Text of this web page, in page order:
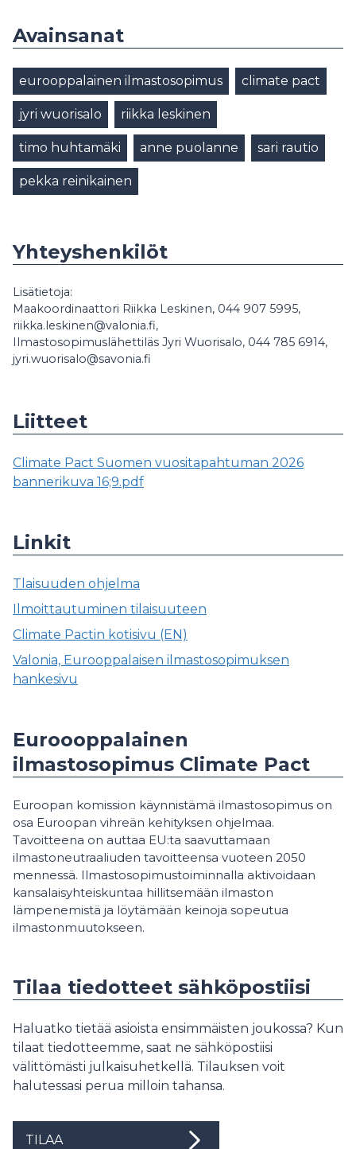
Avainsanat
eurooppalainen ilmastosopimus climate pact
jyri wuorisalo riikka leskinen
timo huhtamäki anne puolanne sari rautio
pekka reinikainen
Yhteyshenkilöt
Lisätietoja:
Maakoordinaattori Riikka Leskinen, 044 907 5995,
riikka.leskinen@valonia.fi,
Ilmastosopimuslähettiläs Jyri Wuorisalo, 044 785 6914,
jyri.wuorisalo@savonia.fi
Liitteet
Climate Pact Suomen vuositapahtuman 2026
bannerikuva 16;9.pdf
Linkit
Tlaisuuden ohjelma
Ilmoittautuminen tilaisuuteen
Climate Pactin kotisivu (EN)
Valonia, Eurooppalaisen ilmastosopimuksen
hankesivu
Euroooppalainen
ilmastosopimus Climate Pact
Euroopan komission käynnistämä ilmastosopimus on
osa Euroopan vihreän kehityksen ohjelmaa.
Tavoitteena on auttaa EU:ta saavuttamaan
ilmastoneutraaliuden tavoitteensa vuoteen 2050
mennessä. Ilmastosopimustoiminnalla aktivoidaan
kansalaisyhteiskuntaa hillitsemään ilmaston
lämpenemistä ja löytämään keinoja sopeutua
ilmastonmuutokseen.
Tilaa tiedotteet sähköpostiisi
Haluatko tietää asioista ensimmäisten joukossa? Kun
tilaat tiedotteemme, saat ne sähköpostiisi
välittömästi julkaisuhetkellä. Tilauksen voit
halutessasi perua milloin tahansa.
TILAA